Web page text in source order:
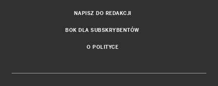
NAPISZ DO REDAKCJI
BOK DLA SUBSKRYBENTÓW
O POLITYCE